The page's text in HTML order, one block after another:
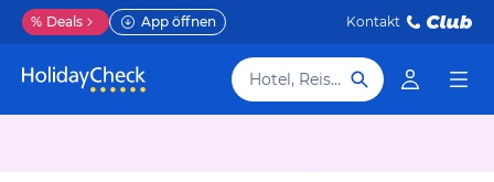
% Deals App öffnen Kontakt
Hotel, Reiseziel